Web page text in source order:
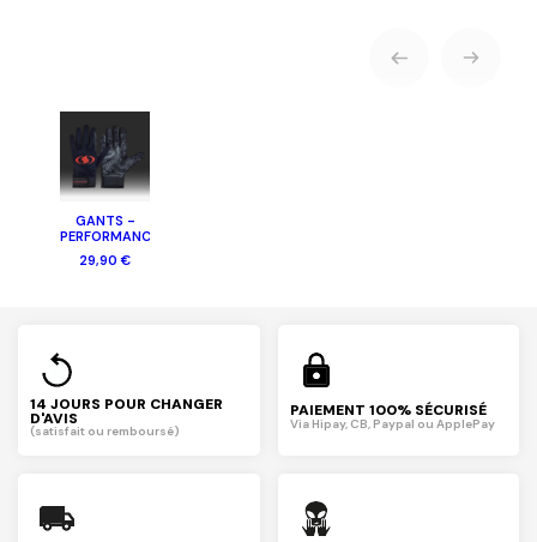
GANTS -
PERFORMANCE
29,90 €
14 JOURS POUR CHANGER
D'AVIS
(satisfait ou remboursé)
PAIEMENT 100% SÉCURISÉ
Via Hipay, CB, Paypal ou ApplePay